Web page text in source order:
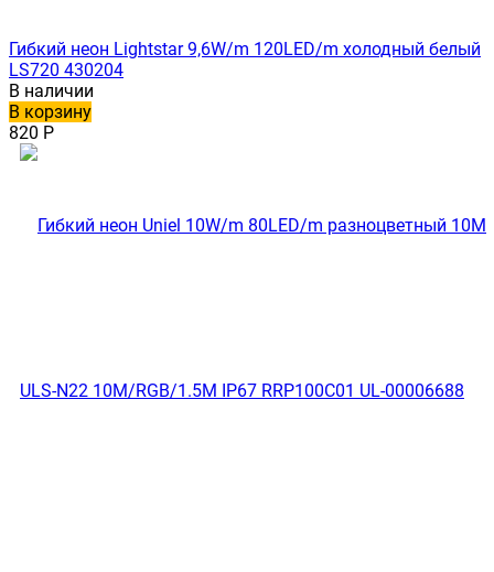
Гибкий неон Lightstar 9,6W/m 120LED/m холодный белый
LS720 430204
В наличии
В корзину
820 Р